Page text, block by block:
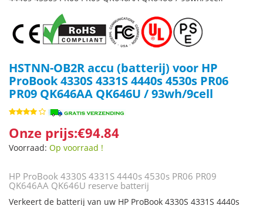
HSTNN-OB2R accu (batterij) voor HP
ProBook 4330S 4331S 4440s 4530s PR06
PR09 QK646AA QK646U / 93wh/9cell
Onze prijs:€94.84
Voorraad: Op voorraad !
HP ProBook 4330S 4331S 4440s 4530s PR06 PR09
QK646AA QK646U reserve batterij
Verkeert de batterij van uw HP ProBook 4330S 4331S 4440s